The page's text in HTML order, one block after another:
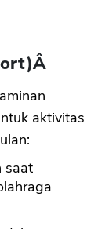
Â
aktivitas
saat